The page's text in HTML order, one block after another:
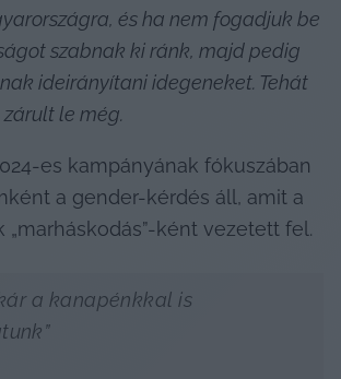
és ha nem fogadjuk be
szabnak ki ránk, majd pedig
ideirányítani idegeneket. Tehát
le még.
es kampányának fókuszában
a gender-kérdés áll, amit a
„marháskodás”-ként vezetett fel.
a kanapénkkal is